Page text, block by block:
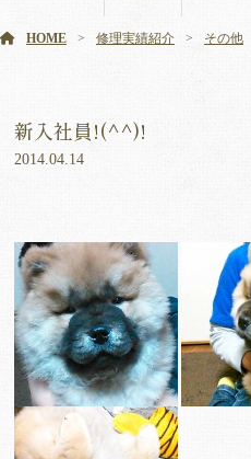
HOME 修理実績紹介 その他
新入社員!(^^)!
2014.04.14